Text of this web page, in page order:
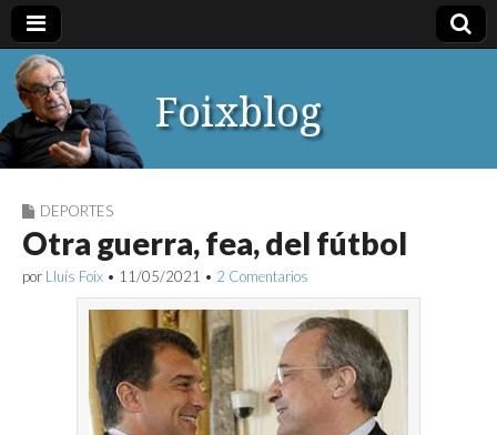
Foixblog
DEPORTES
Otra guerra, fea, del fútbol
por Lluís Foix • 11/05/2021 • 2 Comentarios